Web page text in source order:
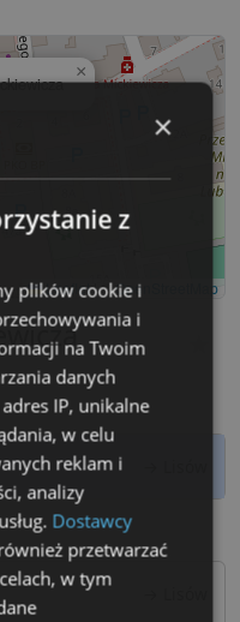
×
Leaflet|©OpenStreetMap
×
z
plików cookie i
i
na Twoim
danych
IP, unikalne
w celu
reklam i
analizy
Dostawcy
przetwarzać
w tym